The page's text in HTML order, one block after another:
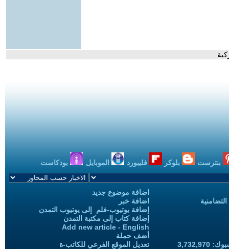
بنترست بلوكر فليبورد الموبايل بودكاست
اضافة موضوع جديد
اضافة خبر
إضافة يوتيوب-فلم إلى يوتيوب التمدن
إضافة كتاب إلى مكتبة التمدن
Add new article - English
أضف حملة
تعديل الموقع الفرعي للكاتب-ة